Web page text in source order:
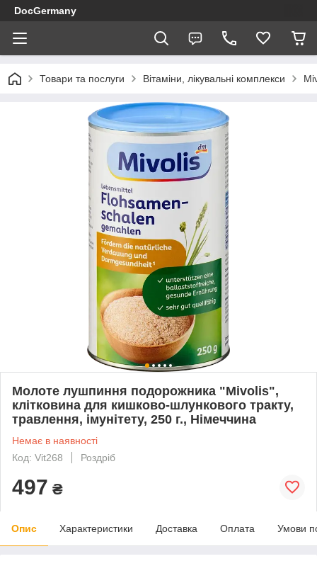
DocGermany
Товари та послуги Вітаміни, лікувальні комплекси
Молоте лушпиння подорожника "Mivolis",
клітковина для кишково-шлункового тракту,
травлення, імунітету, 250 г., Німеччина
Немає в наявності
Код: Vit268
Роздріб
497 ₴
Опис Характеристики Доставка Оплата Умови